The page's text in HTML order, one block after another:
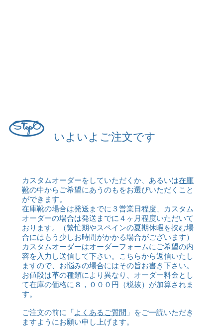
Step6
いよいよご注文です
カスタムオーダーをしていただくか、あるいは在庫
靴の中からご希望にあうのもをお選びいただくこと
ができます。
在庫靴の場合は発送までに３営業日程度、カスタム
オーダーの場合は発送までに４ヶ月程度いただいて
おります。（繁忙期やスペインの夏期休暇を挟む場
合にはもう少しお時間がかかる場合がございます）
カスタムオーダーはオーダーフォームにご希望の内
容を入力し送信して下さい。こちらから返信いたし
ますので、お悩みの場合にはその旨お書き下さい。
お値段は革の種類により異なり、オーダー料金とし
て在庫の価格に８，０００ 円（税抜）が加算されま
す。
ご注文の前に「よくあるご質問 」をご一読いただき
ますようにお願い申し上げます。